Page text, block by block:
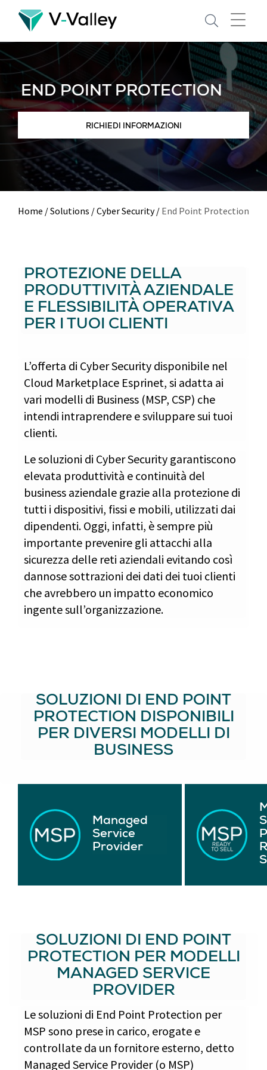
Skip
main
content
END POINT PROTECTION
RICHIEDI INFORMAZIONI
Home /Solutions /Cyber Security/ End Point Protection
PROTEZIONE DELLA
PRODUTTIVITÀ AZIENDALE
E FLESSIBILITÀ OPERATIVA
PER I TUOI CLIENTI
L’offerta di Cyber Security disponibile nel
Cloud Marketplace Esprinet, si adatta ai
vari modelli di Business (MSP, CSP) che
intendi intraprendere e sviluppare sui tuoi
clienti.
Le soluzioni di Cyber Security garantiscono
elevata produttività e continuità del
business aziendale grazie alla protezione di
tutti i dispositivi, fissi e mobili, utilizzati dai
dipendenti. Oggi, infatti, è sempre più
importante prevenire gli attacchi alla
sicurezza delle reti aziendali evitando così
dannose sottrazioni dei dati dei tuoi clienti
che avrebbero un impatto economico
ingente sull’organizzazione.
SOLUZIONI DI END POINT
PROTECTION DISPONIBILI
PER DIVERSI MODELLI DI
BUSINESS
Managed
Service
Provider
SOLUZIONI DI END POINT
PROTECTION PER MODELLI
MANAGED SERVICE
PROVIDER
Le soluzioni di End Point Protection per
MSP sono prese in carico, erogate e
controllate da un fornitore esterno, detto
Managed Service Provider (o MSP)